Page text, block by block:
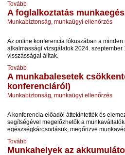
Tovább
A foglalkoztatás
Munkabiztonság, munkaügyi ellenőrzés
Az online konferencia fókuszában a
alkalmassági vizsgálatok 2024.
visszásságai álltak.
Tovább
A munkabalesetek
konferenciáról)
Munkabiztonság, munkaügyi ellenőrzés
A konferencia előadói áttekintették és
segítségével megelőzhetők a
egészségkárosodásuk, megőrizve
Tovább
Munkahelyek az